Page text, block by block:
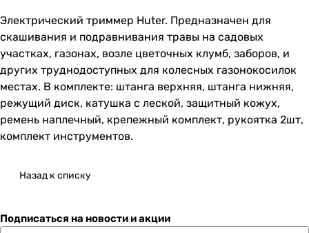
Электрический триммер Huter. Предназначен для
скашивания и подравнивания травы на садовых
участках, газонах, возле цветочных клумб, заборов, и
других труднодоступных для колесных газонокосилок
местах. В комплекте: штанга верхняя, штанга нижняя,
режущий диск, катушка с леской, защитный кожух,
ремень наплечный, крепежный комплект, рукоятка 2шт,
комплект инструментов.
Назад к списку
Подписаться на новости и акции